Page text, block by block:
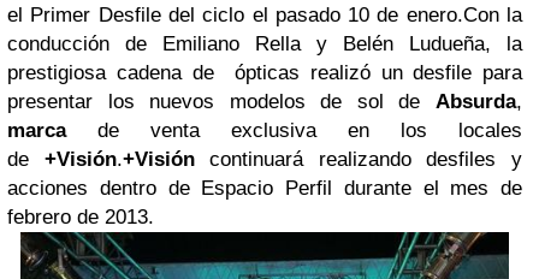
el Primer Desfile del ciclo el pasado 10 de enero.Con la
conducción de Emiliano Rella y Belén Ludueña, la
prestigiosa cadena de ópticas realizó un desfile para
presentar los nuevos modelos de sol de Absurda,
marcade venta exclusiva en los locales
de +Visión.+Visióncontinuará realizando desfiles y
acciones dentro de Espacio Perfil durante el mes de
febrero de 2013.